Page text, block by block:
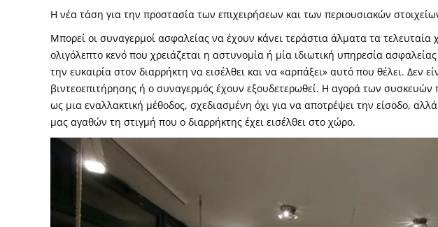
Η νέα τάση για την προστασία των επιχειρήσεων και των περιουσιακών
Μπορεί οι συναγερμοί ασφαλείας να έχουν κάνει τεράστια άλματα τα τελευταία
ολιγόλεπτο κενό που χρειάζεται η αστυνομία ή μία ιδιωτική υπηρεσία
την ευκαιρία στον διαρρήκτη να εισέλθει και να «αρπάξει» αυτό που θέλει. Δεν
βιντεοεπιτήρησης ή ο συναγερμός έχουν εξουδετερωθεί. Η αγορά των
ως μια εναλλακτική μέθοδος, σχεδιασμένη όχι για να αποτρέψει την είσοδο,
μας αγαθών τη στιγμή που ο διαρρήκτης έχει εισέλθει στο χώρο.